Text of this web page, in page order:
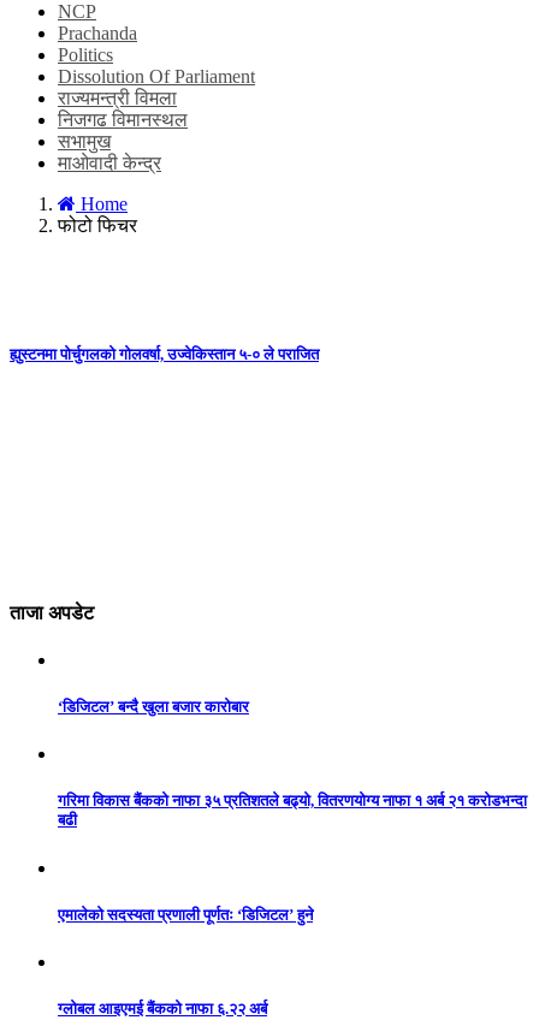
NCP
Prachanda
Politics
Dissolution Of Parliament
राज्यमन्त्री विमला
निजगढ विमानस्थल
सभामुख
माओवादी केन्द्र
Home
फोटो फिचर
ह्युस्टनमा पोर्चुगलको गोलवर्षा, उज्वेकिस्तान ५-० ले पराजित
ताजा अपडेट
‘डिजिटल’ बन्दै खुला बजार कारोबार
गरिमा विकास बैंकको नाफा ३५ प्रतिशतले बढ्यो, वितरणयोग्य नाफा १ अर्ब २१ करोडभन्दा
बढी
एमालेको सदस्यता प्रणाली पूर्णतः ‘डिजिटल’ हुने
ग्लोबल आइएमई बैंकको नाफा ६.२२ अर्ब